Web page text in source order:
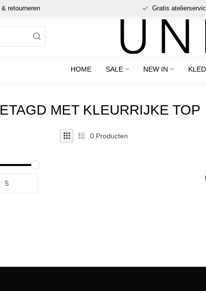
retourneren Gratis
HOME SALE NEW IN
MET KLEURRIJKE TOP
0 Producten